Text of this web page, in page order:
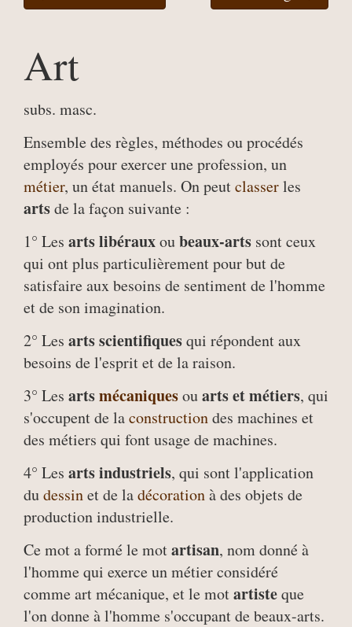
Art
subs. masc.
Ensemble des règles, méthodes ou procédés
employés pour exercer une profession, un
métier, un état manuels. On peutclasserles
artsde la façon suivante :
1° Les arts libérauxoubeaux-arts sont ceux
qui ont plus particulièrement pour but de
satisfaire aux besoins de sentiment de l'homme
et de son imagination.
2° Les arts scientifiquesqui répondent aux
besoins de l'esprit et de la raison.
3° Les artsmécaniquesouarts et métiers, qui
s'occupent de laconstructiondes machines et
des métiers qui font usage de machines.
4° Les arts industriels, qui sont l'application
dudessinet de ladécorationà des objets de
production industrielle.
Ce mot a formé le motartisan, nom donné à
l'homme qui exerce un métier considéré
comme art mécanique, et le motartisteque
l'on donne à l'homme s'occupant de beaux-arts.